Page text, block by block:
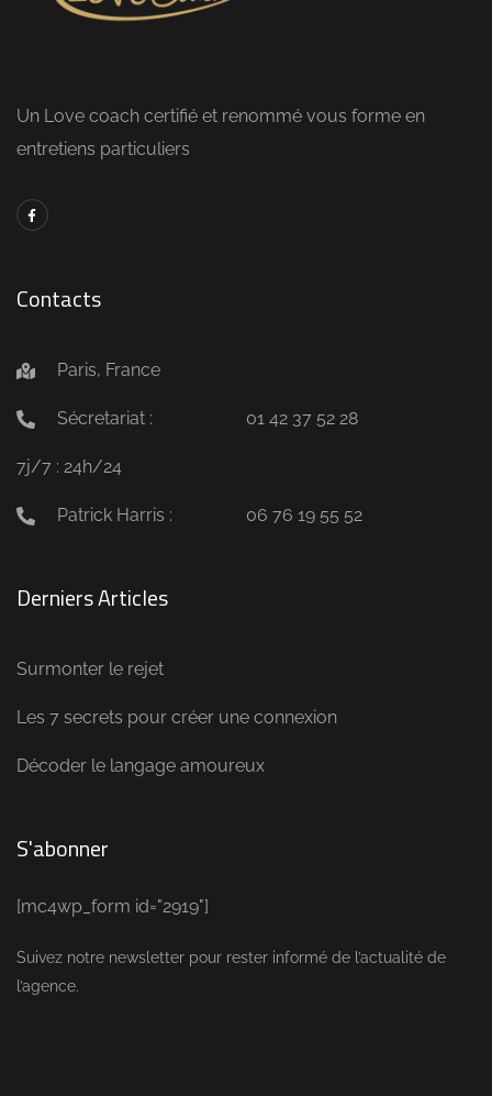
Un Love coach certifié et renommé vous forme en
entretiens particuliers
Contacts
Paris, France
Sécretariat : 01 42 37 52 28
7j/7 : 24h/24
Patrick Harris : 06 76 19 55 52
Derniers Articles
Surmonter le rejet
Les 7 secrets pour créer une connexion
Décoder le langage amoureux
S'abonner
[mc4wp_form id="2919"]
Suivez notre newsletter pour rester informé de l’actualité de
l’agence.